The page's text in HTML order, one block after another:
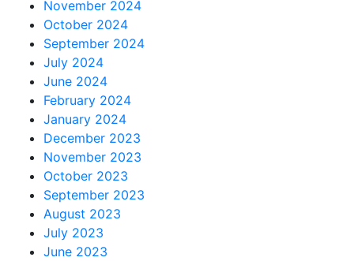
November 2024
October 2024
September 2024
July 2024
June 2024
February 2024
January 2024
December 2023
November 2023
October 2023
September 2023
August 2023
July 2023
June 2023